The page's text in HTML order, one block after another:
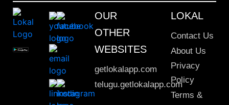
OUR
OTHER
WEBSITES
getlokalapp.com
telugu.getlokalapp.com
LOKAL
Contact Us
About Us
Privacy
Policy
Terms &